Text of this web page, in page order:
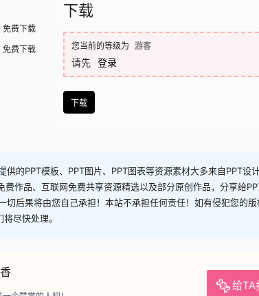
免费下载
免费下载
下载
您当前的等级为 游客
请先 登录
下载
供的PPT模板、PPT图片、PPT图表等资源素材大多来自PPT设
费作品、互联网免费共享资源精选以及部分原创作品，分享给
切后果将由您自己承担！本站不承担任何责任！如有侵犯您的
尽快处理。
给TA